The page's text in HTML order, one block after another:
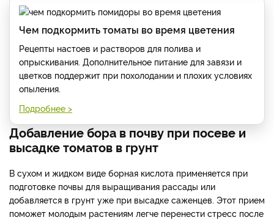
Чем подкормить томаты во время цветения
Рецепты настоев и растворов для полива и
опрыскивания. Дополнительное питание для завязи и
цветков поддержит при похолодании и плохих условиях
опыления.
Подробнее >
Добавление бора в почву при посеве и
высадке томатов в грунт
В сухом и жидком виде борная кислота применяется при
подготовке почвы для выращивания рассады или
добавляется в грунт уже при высадке саженцев. Этот прием
поможет молодым растениям легче перенести стресс после